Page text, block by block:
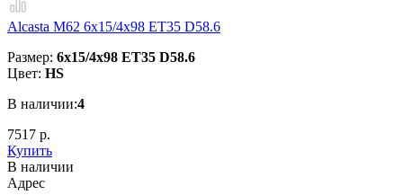
Alcasta M62 6x15/4x98 ET35 D58.6
Размер: 6x15/4x98 ET35 D58.6
Цвет: HS
В наличии:4
7517 р.
Купить
В наличии
Aдрес